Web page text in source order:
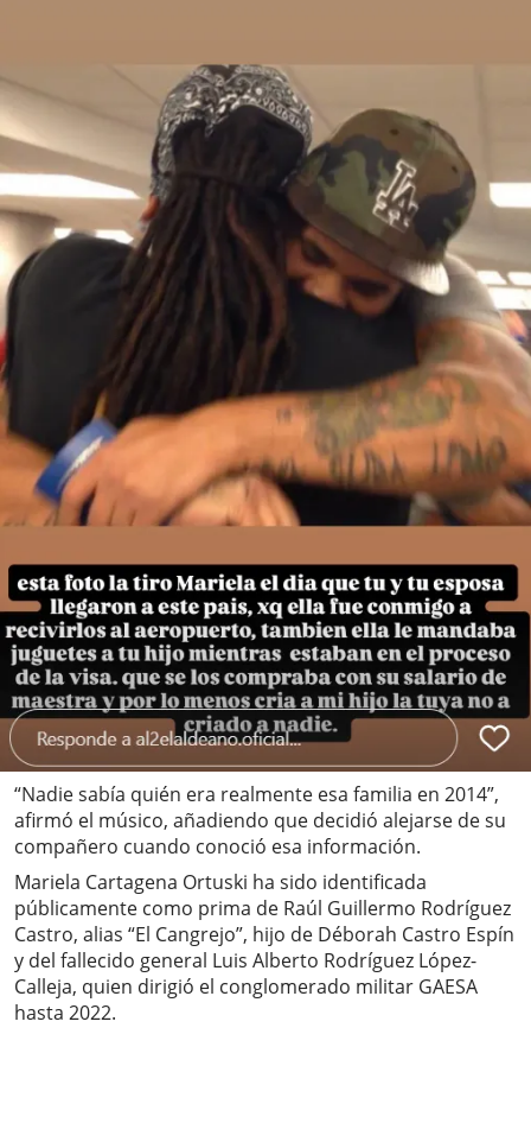
“Nadie sabía quién era realmente esa familia en 2014”,
afirmó el músico, añadiendo que decidió alejarse de su
compañero cuando conoció esa información.
Mariela Cartagena Ortuski ha sido identificada
públicamente como prima de Raúl Guillermo Rodríguez
Castro, alias “El Cangrejo”, hijo de Déborah Castro Espín
y del fallecido general Luis Alberto Rodríguez López-
Calleja, quien dirigió el conglomerado militar GAESA
hasta 2022.